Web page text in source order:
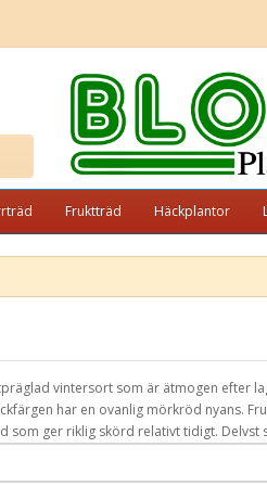
Fruktträd Häckplantor
vintersort som är ätmogen efter
har en ovanlig mörkröd nyans.
som ger riklig skörd relativt tidigt.